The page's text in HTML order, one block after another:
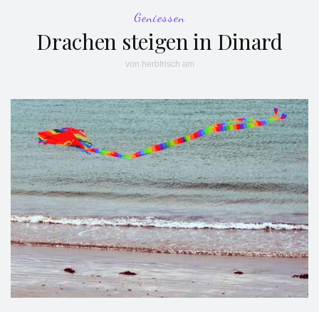
Geniessen
Drachen steigen in Dinard
von herbfrisch am